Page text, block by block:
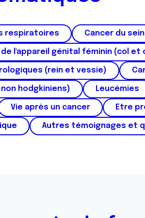
respiratoires Cancer du sein
de l'appareil génital féminin (col
(rein et vessie)
hodgkiniens) Leucémies
Vie après un cancer Etre
Autres témoignages et